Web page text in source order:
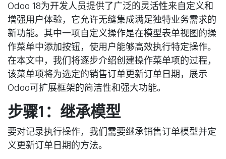
Odoo 18为开发人员提供了广泛的灵活性来自定义和
增强用户体验，它允许无缝集成满足独特业务需求的
新功能。其中一项自定义操作是在模型表单视图的操
作菜单中添加按钮，使用户能够高效执行特定操作。
在本文中，我们将逐步介绍创建操作菜单项的过程，
该菜单项将为选定的销售订单更新订单日期，展示
Odoo可扩展框架的简洁性和强大功能。
步骤1：继承模型
要对记录执行操作，我们需要继承销售订单模型并定
义更新订单日期的方法。